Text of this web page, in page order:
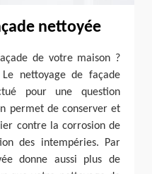
nettoyée
de votre maison ?
nettoyage de façade
pour une question
permet de conserver et
contre la corrosion de
des intempéries. Par
donne aussi plus de